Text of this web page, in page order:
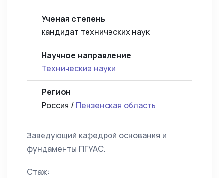
Ученая степень
кандидат технических наук
Научное направление
Технические науки
Регион
Россия / Пензенская область
Заведующий кафедрой основания и
фундаменты ПГУАС.
Стаж: